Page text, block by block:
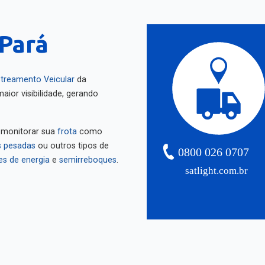
Veicular da
visibilidade, gerando
sua frota como
pesadas ou outros tipos de
de energia e semirreboques.
satlight.com.br
0800 026 0707